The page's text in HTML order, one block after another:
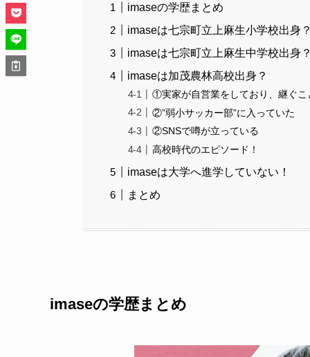
imaseの学歴まとめ
imaseは七宗町立上麻生小学校出身
imaseは七宗町立上麻生中学校出身
imaseは加茂農林高校出身？
①実家が自営業をしており、継ぐこ
②”弱小サッカー部”に入っていた
②SNSで噂が立っている
高校時代のエピソード！
imaseは大学へ進学していない！
まとめ
imaseの学歴まとめ